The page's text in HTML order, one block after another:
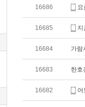
16686 요
16685 지
16684 가람
16683 한호
16682 어